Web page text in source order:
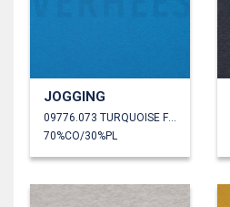
JOGGING
09776.073 TURQUOISE FONCÉ
70%CO/30%PL